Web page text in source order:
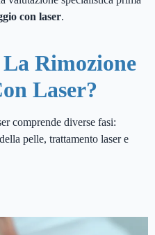
con laser.
La Rimozione
Laser?
comprende diverse fasi:
pelle, trattamento laser e